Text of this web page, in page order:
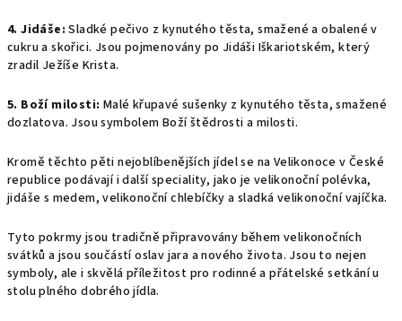
4. Jidáše: Sladké pečivo z kynutého těsta, smažené a obalené v
cukru a skořici. Jsou pojmenovány po Jidáši Iškariotském, který
zradil Ježíše Krista.
5. Boží milosti: Malé křupavé sušenky z kynutého těsta, smažené
dozlatova. Jsou symbolem Boží štědrosti a milosti.
Kromě těchto pěti nejoblíbenějších jídel se na Velikonoce v České
republice podávají i další speciality, jako je velikonoční polévka,
jidáše s medem, velikonoční chlebíčky a sladká velikonoční vajíčka.
Tyto pokrmy jsou tradičně připravovány během velikonočních
svátků a jsou součástí oslav jara a nového života. Jsou to nejen
symboly, ale i skvělá příležitost pro rodinné a přátelské setkání u
stolu plného dobrého jídla.